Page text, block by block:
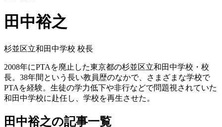
田中裕之
杉並区立和田中学校 校長
2008年にPTAを廃止した東京都の杉並区立和田中学校・校
長。38年間という長い教員歴のなかで、さまざまな学校で
PTAを経験。生徒の学力低下や非行などで問題視されていた
和田中学校に赴任し、学校を再生させた。
田中裕之の記事一覧